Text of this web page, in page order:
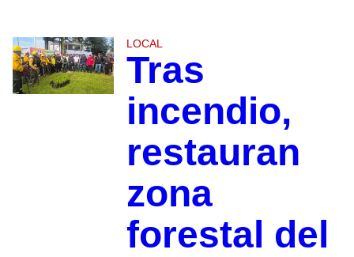
LOCAL
Tras
incendio,
restauran
zona
forestal del